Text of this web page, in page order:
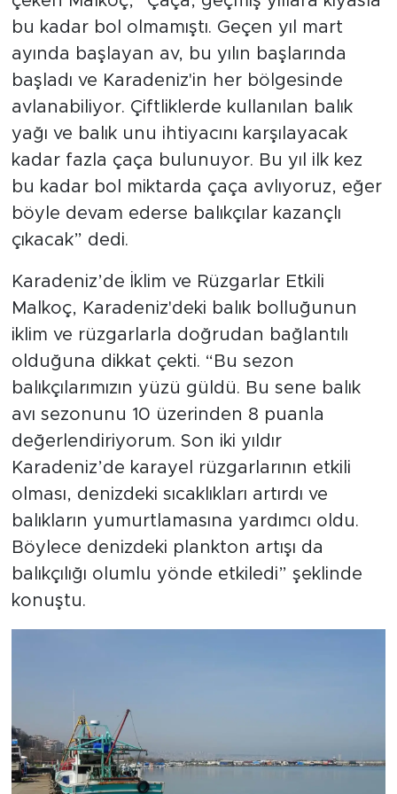
bu kadar bol olmamıştı. Geçen yıl mart
ayında başlayan av, bu yılın başlarında
başladı ve Karadeniz'in her bölgesinde
avlanabiliyor. Çiftliklerde kullanılan balık
yağı ve balık unu ihtiyacını karşılayacak
kadar fazla çaça bulunuyor. Bu yıl ilk kez
bu kadar bol miktarda çaça avlıyoruz, eğer
böyle devam ederse balıkçılar kazançlı
çıkacak” dedi.
Karadeniz’de İklim ve Rüzgarlar Etkili
Malkoç, Karadeniz'deki balık bolluğunun
iklim ve rüzgarlarla doğrudan bağlantılı
olduğuna dikkat çekti. “Bu sezon
balıkçılarımızın yüzü güldü. Bu sene balık
avı sezonunu 10 üzerinden 8 puanla
değerlendiriyorum. Son iki yıldır
Karadeniz’de karayel rüzgarlarının etkili
olması, denizdeki sıcaklıkları artırdı ve
balıkların yumurtlamasına yardımcı oldu.
Böylece denizdeki plankton artışı da
balıkçılığı olumlu yönde etkiledi” şeklinde
konuştu.